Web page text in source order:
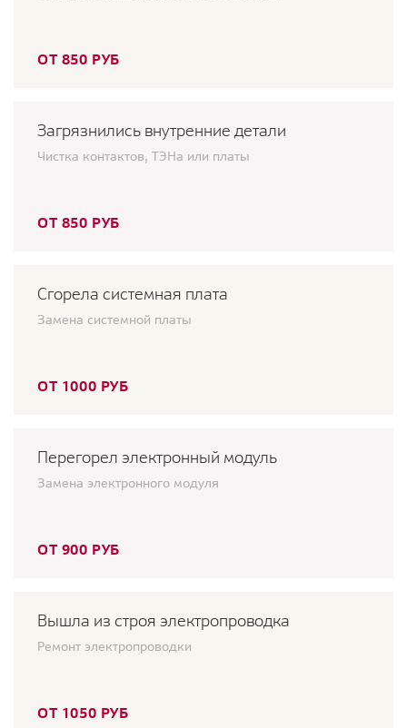
ОТ 850 РУБ
Загрязнились внутренние детали
Чистка контактов, ТЭНа или платы
ОТ 850 РУБ
Сгорела системная плата
Замена системной платы
ОТ 1000 РУБ
Перегорел электронный модуль
Замена электронного модуля
ОТ 900 РУБ
Вышла из строя электропроводка
Ремонт электропроводки
ОТ 1050 РУБ